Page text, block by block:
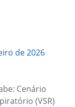
de 2026
Cenário
(VSR)